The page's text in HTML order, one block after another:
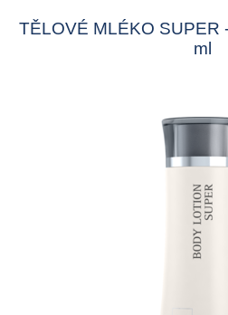
TĚLOVÉ MLÉKO SUPER
ml